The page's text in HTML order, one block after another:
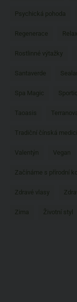
Psychická pohoda
Regenerace
Rostlinné výtažky
Santaverde
Spa Magic
Taoasis
Tradiční čínská
Valentýn Vegan
Začínáme s přírodní
Zdravé vlasy
Zima Životní styl